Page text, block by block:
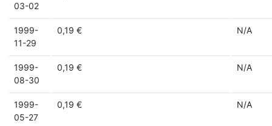
03-02
1999-
11-29
0,19 € N/A
1999-
08-30
0,19 € N/A
1999-
05-27
0,19 € N/A